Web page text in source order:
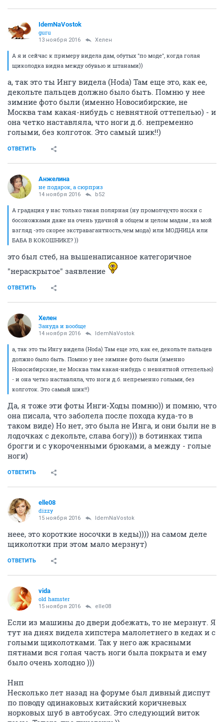
IdemNaVostok
guru
13 ноября 2016 Хелен
А я и сейчас к примеру видела дам, обутых "по моде", когда голая
щиколодка видна между обувью и штанами))
а, так это ты Ингу видела (Hoda) Там еще это, как ее,
декольте пальцев должно было быть. Помню у нее
зимние фото были (именно Новосибирские, не
Москва там какая-нибудь с невнятной оттепелью) - и
она четко наставляла, что ноги д.б. непременно
голыми, без колготок. Это самый шик!!)
ОТВЕТИТЬ
Aнжелина
не подарок, а сюрприз
14 ноября 2016 b52
А градация у нас только такая полярная (ну промолчу,что носки с
босоножками даже на очень удачной в общем и целом мадам , на мой
взгляд -это скорее экстравагантность,чем мода) или МОДНИЦА или
БАБА В КОКОШНИКЕ? ))
это был стеб, на вышенаписанное категоричное
"нераскрытое" заявление
ОТВЕТИТЬ
Хелен
Зануда и вообще
14 ноября 2016 IdemNaVostok
а, так это ты Ингу видела (Hoda) Там еще это, как ее, декольте пальцев
должно было быть. Помню у нее зимние фото были (именно
Новосибирские, не Москва там какая-нибудь с невнятной оттепелью)
- и она четко наставляла, что ноги д.б. непременно голыми, без
колготок. Это самый шик!!)
Да, я тоже эти фоты Инги-Ходы помню)) и помню, что
она писала, что заболела после похода куда-то в
таком виде) Но нет, это была не Инга, и они были не в
лодочках с декольте, слава богу))) в ботинках типа
брогги и с укороченными брюками, а между - голые
ноги)
ОТВЕТИТЬ
elle08
dizzy
15 ноября 2016 IdemNaVostok
неее, это короткие носочки в кеды)))) на самом деле
щиколотки при этом мало мерзнут)
ОТВЕТИТЬ
vida
old hamster
15 ноября 2016 elle08
Если из машины до двери добежать, то не мерзнут. Я
тут на днях видела хипстера малолетнего в кедах и с
голыми щиколотками. Так у него аж красными
пятнами вся голая часть ноги была покрыта и ему
было очень холодно )))
Ннп
Несколько лет назад на форуме был дивный диспут
по поводу одинаковых китайский коричневых
норковых шуб в автобусах. Это следующий виток